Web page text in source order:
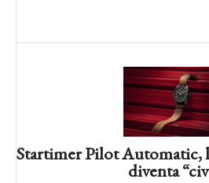
Startimer Pilot Automatic,
diventa
Oris: intervista
Marco Gemperli